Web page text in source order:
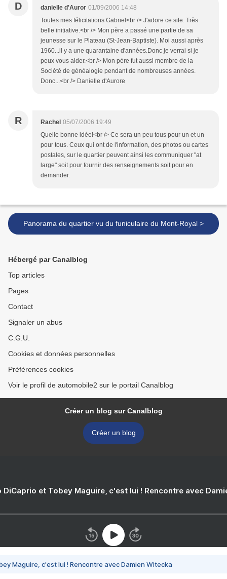
D danielle d'Auror 01/09/2006 14:48
Toutes mes félicitations Gabriel<br /> J'adore ce site. Très
belle initiative.<br /> Mon père a passé une partie de sa
jeunesse sur le Plateau (St-Jean-Baptiste). Moi aussi après
1960...il y a une quarantaine d'années.Donc je verrai si je
peux vous aider.<br /> Mon père fut aussi membre de la
Société de généalogie pendant de nombreuses années.
Donc...<br /> Danielle d'Aurore
R Rachel 05/07/2006 19:49
Quelle bonne idée!<br /> Ce sera un peu tous pour un et un
pour tous. Ceux qui ont de l'information, des photos ou cartes
postales, sur le quartier peuvent ainsi les communiquer "at
large" soit pour fournir des renseignements soit pour en
demander.
Panorama du quartier vu du funiculaire du Mont-Royal >
Hébergé par Canalblog
Top articles
Pages
Contact
Signaler un abus
C.G.U.
Cookies et données personnelles
Préférences cookies
Voir le profil de automobile2 sur le portail Canalblog
Créer un blog sur Canalblog
Créer un blog
DiCaprio et Tobey Maguire, c'est lui ! Rencontre avec
Maguire, c'est lui ! Rencontre avec Damien Witecka